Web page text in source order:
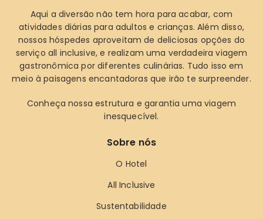
Aqui a diversão não tem hora para acabar, com
atividades diárias para adultos e crianças. Além disso,
nossos hóspedes aproveitam de deliciosas opções do
serviço all inclusive, e realizam uma verdadeira viagem
gastronômica por diferentes culinárias. Tudo isso em
meio à paisagens encantadoras que irão te surpreender.
Conheça nossa estrutura e garantia uma viagem
inesquecível.
Sobre nós
O Hotel
All Inclusive
Sustentabilidade